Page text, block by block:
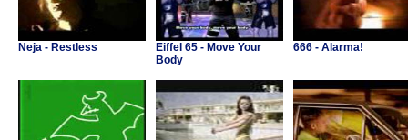
Neja - Restless
Eiffel 65 - Move Your
Body
666 - Alarma!